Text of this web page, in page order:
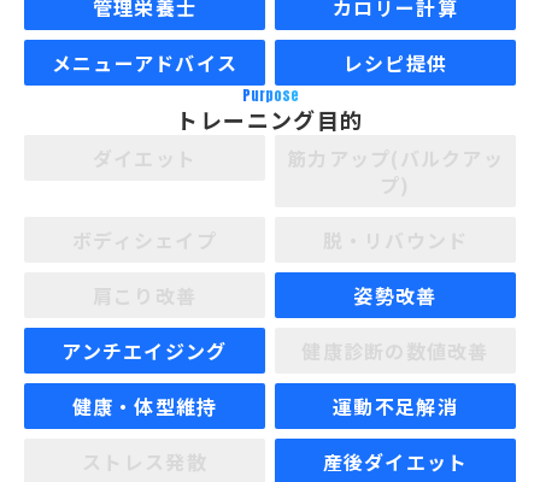
管理栄養士
カロリー計算
メニューアドバイス
レシピ提供
Purpose
トレーニング目的
姿勢改善
アンチエイジング
健康・体型維持
運動不足解消
産後ダイエット